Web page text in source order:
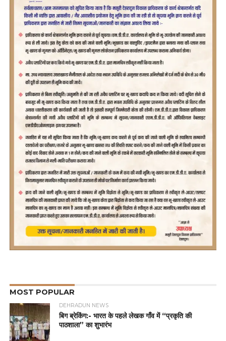
MOST POPULAR
DEHRADUN NEWS
बिग ब्रेकिंग:- भारत के पहले लेखक गाँव में “प्रकृति की
पाठशाला” का शुभारंभ